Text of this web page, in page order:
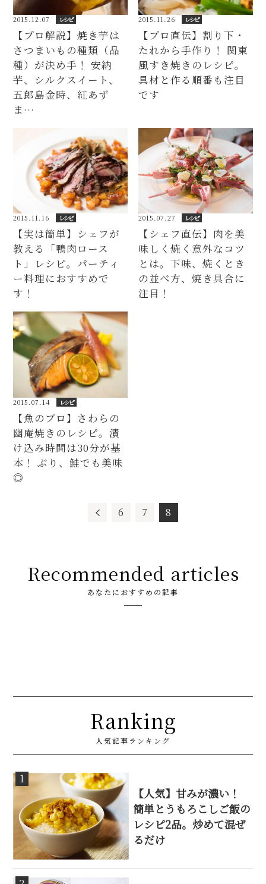
2015.12.07 レシピ
【プロ解説】焼き芋は
さつまいもの種類（品
種）が決め手！ 安納
芋、シルクスイート、
五郎島金時、紅あず
ま…
2015.11.26 レシピ
【プロ直伝】割り下・
たれから手作り！ 関東
風すき焼きのレシピ。
具材と作る順番も注目
です
2015.11.16 レシピ
【実は簡単】シェフが
教える「鴨肉ロース
ト」レシピ。パーティ
ー料理におすすめで
す！
2015.07.27 レシピ
【シェフ直伝】肉を美
味しく焼く意外なコツ
とは。下味、焼くとき
の並べ方、焼き具合に
注目！
2015.07.14 レシピ
【魚のプロ】さわらの
幽庵焼きのレシピ。漬
け込み時間は30分が基
本！ ぶり、鮭でも美味
◎
6 7 8
Recommended articles
あなたにおすすめの記事
Ranking
人気記事ランキング
1
【人気】甘みが濃い！
簡単とうもろこしご飯の
レシピ2品。炒めて混ぜ
るだけ